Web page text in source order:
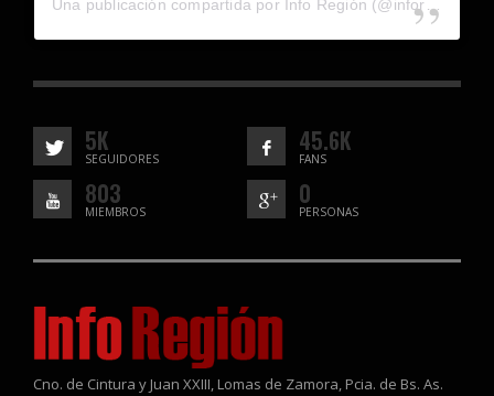
5K
SEGUIDORES
45.6K
FANS
803
MIEMBROS
0
PERSONAS
Cno. de Cintura y Juan XXIII, Lomas de Zamora, Pcia. de Bs. As.